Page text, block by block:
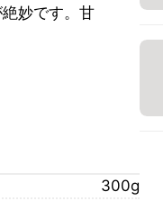
妙です。甘
300g